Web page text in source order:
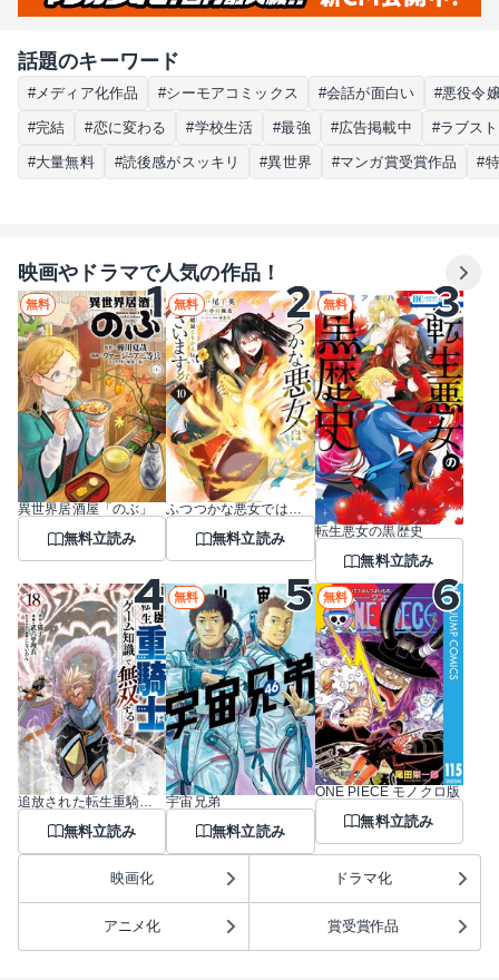
話題のキーワード
#メディア化作品 #シーモアコミックス #会話が面白い #悪役令
#完結 #恋に変わる #学校生活 #最強 #広告掲載中 #ラブス
#大量無料 #読後感がスッキリ #異世界 #マンガ賞受賞作品 #
映画やドラマで人気の作品！
無料
異世界居酒屋「のぶ」
無料立読み
無料
ふつつかな悪女ではございますが ～雛宮蝶鼠とりかえ伝～
無料立読み
無料
転生悪女の黒歴史
無料立読み
無料立読み
無料
宇宙兄弟
無料立読み
無料
ONE PIECE モノクロ版
無料立読み
映画化 ドラマ化
アニメ化 賞受賞作品